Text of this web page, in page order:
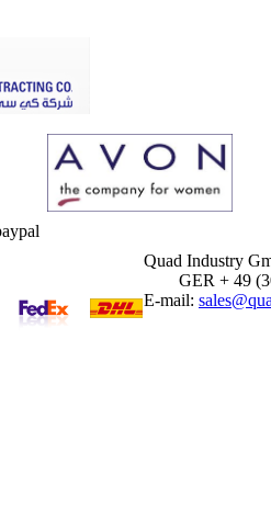
Quad Industry
GER + 49
E-mail: